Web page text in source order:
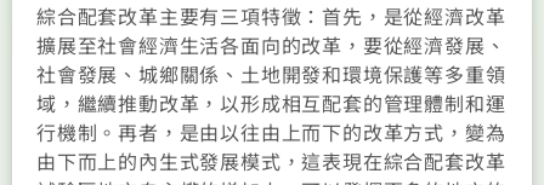
綜合配套改革主要有三項特徵：首先，是從經濟改革
擴展至社會經濟生活各面向的改革，要從經濟發展、
社會發展、城鄉關係、土地開發和環境保護等多重領
域，繼續推動改革，以形成相互配套的管理體制和運
行機制。再者，是由以往由上而下的改革方式，變為
由下而上的內生式發展模式，這表現在綜合配套改革